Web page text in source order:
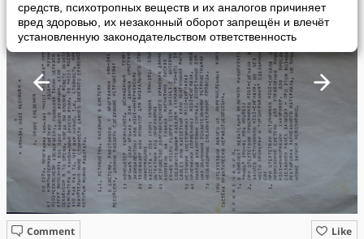
средств, психотропных веществ и их аналогов причиняет
вред здоровью, их незаконный оборот запрещён и влечёт
установленную законодательством ответственность
Like
Comment